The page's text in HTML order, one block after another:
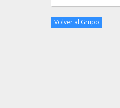
Volver al Grupo